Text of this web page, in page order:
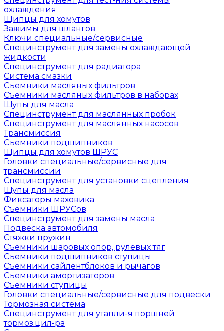
охлаждения
Щипцы для хомутов
Зажимы для шлангов
Ключи специальные/сервисные
Специнструмент для замены охлаждающей
жидкости
Специнструмент для радиатора
Система смазки
Съемники масляных фильтров
Съемники масляных фильтров в наборах
Щупы для масла
Специнструмент для маслянных пробок
Специнструмент для маслянных насосов
Трансмиссия
Съемники подшипников
Щипцы для хомутов ШРУС
Головки специальные/сервисные для
трансмиссии
Специнструмент для установки сцепления
Щупы для масла
Фиксаторы маховика
Съемники ШРУСов
Специнструмент для замены масла
Подвеска автомобиля
Стяжки пружин
Съемники шаровых опор, рулевых тяг
Съемники подшипников ступицы
Съемники сайлентблоков и рычагов
Съемники амортизаторов
Съемники ступицы
Головки специальные/сервисные для подвески
Тормозная система
Специнструмент для утапли-я поршней
тормоз.цил-ра